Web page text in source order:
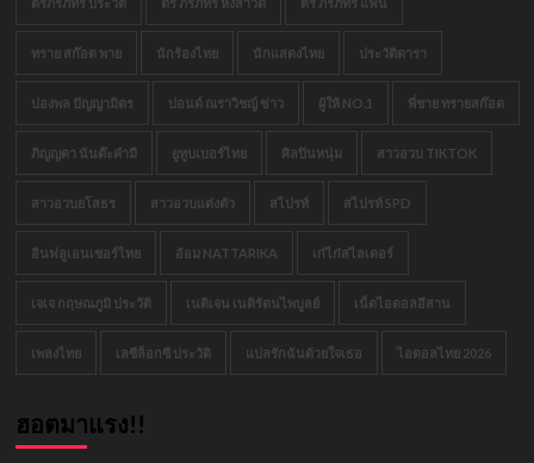
ทราย สก๊อต พาย นักร้องไทย นักแสดงไทย ประวัติดารา
ปองพล ปัญญามิตร ปอนด์ ณราวิชญ์ ข่าว ผู้ให้ NO.1 พี่ชาย ทรายสก๊อต
ภิญญดา นันต๊ะคำมี ยูทูบเบอร์ไทย ศิลปินหนุ่ม สาวอวบ TIKTOK
สาวอวบยโสธร สาวอวบแต่งตัว สไปรท์ สไปรท์ SPD
อินฟลูเอนเซอร์ไทย อ้อม NATTARIKA เก๋ไก๋สไลเดอร์
เจเจ กฤษณภูมิ ประวัติ เนติเจน เนติรัตนไพบูลย์ เน็ตไอดอลอีสาน
เพลงไทย เลซีล็อกซี ประวัติ แปลรักฉันด้วยใจเธอ ไอดอลไทย 2026
ฮอตมาแรง!!